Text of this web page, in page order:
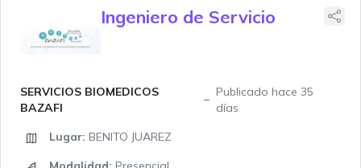
Ingeniero de Servicio
SERVICIOS BIOMEDICOS
BAZAFI
Publicado hace 35
días
Lugar: BENITO JUAREZ